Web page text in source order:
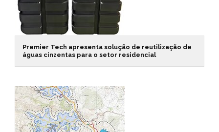
Premier Tech apresenta solução de reutilização de
águas cinzentas para o setor residencial